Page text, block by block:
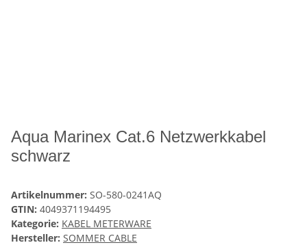
Aqua Marinex Cat.6 Netzwerkkabel
schwarz
Artikelnummer: SO-580-0241AQ
GTIN: 4049371194495
Kategorie: KABEL METERWARE
Hersteller: SOMMER CABLE